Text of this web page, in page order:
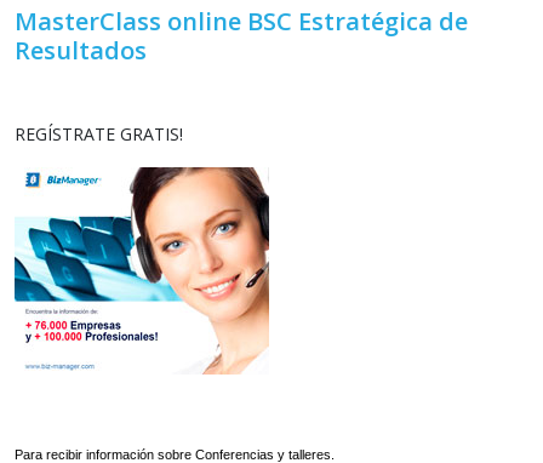
MasterClass online BSC Estratégica de
Resultados
REGÍSTRATE GRATIS!
Para recibir información sobre Conferencias y talleres.